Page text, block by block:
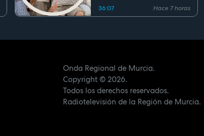
36:07
Hace 7 horas
Onda Regional de Murcia.
Copyright© 2026.
Todos los derechos reservados.
Radiotelevisión de la Región de Murcia.